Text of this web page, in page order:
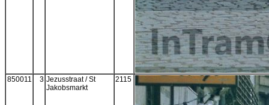
850011 3 Jezusstraat / St
Jakobsmarkt
2115